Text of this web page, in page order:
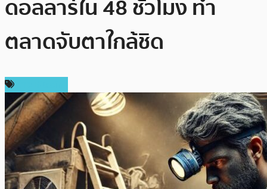
ดอลลาร์ใน 48 ชั่วโมง ทำ
ตลาดจับตาใกล้ชิด